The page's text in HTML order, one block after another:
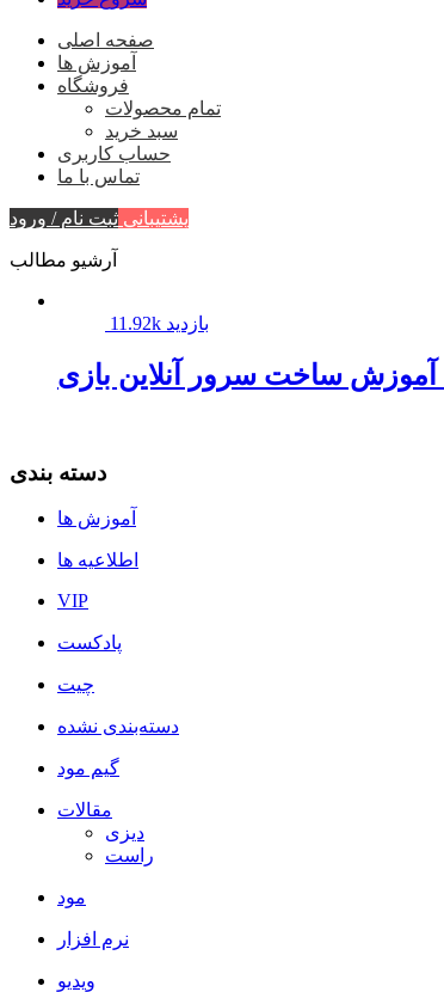
صفحه اصلی
آموزش ها
فروشگاه
تمام محصولات
سبد خرید
حساب کاربری
تماس با ما
پشتیبانی ثبت نام / ورود
آرشیو مطالب
11.92k بازدید
دسته بندی
آموزش ها
اطلاعیه ها
VIP
پادکست
چیت
دسته‌بندی نشده
گیم مود
مقالات
دیزی
راست
مود
نرم افزار
ویدیو